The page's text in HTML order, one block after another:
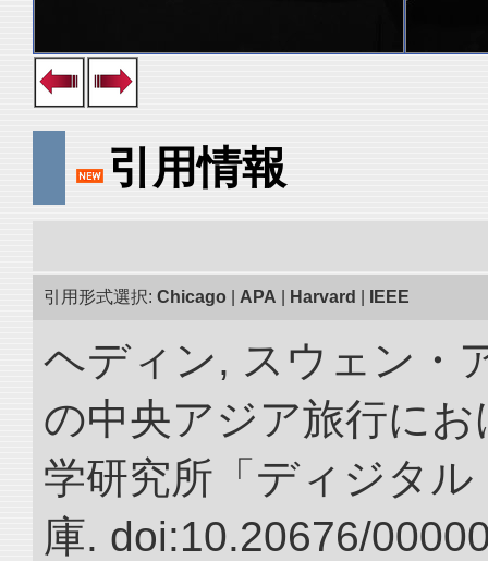
引用情報
引用形式選択: Chicago APA Harvard IEEE
ヘディン, スウェン・
の中央アジア旅行にお
学研究所「ディジタ
庫. doi:10.20676/